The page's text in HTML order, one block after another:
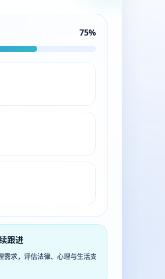
75%
跟进
需求，评估法律、心理与生活支